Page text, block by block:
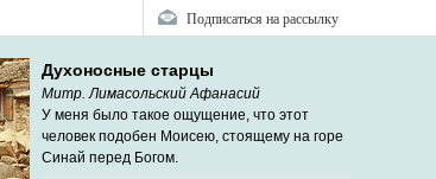
Подписаться на рассылку
Духоносные старцы
Митр. Лимасольский Афанасий
У меня было такое ощущение, что этот
человек подобен Моисею, стоящему на горе
Синай перед Богом.